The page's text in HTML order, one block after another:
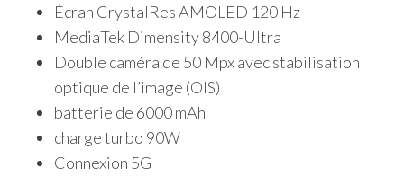
Écran CrystalRes AMOLED 120 Hz
MediaTek Dimensity 8400-Ultra
Double caméra de 50 Mpx avec stabilisation
optique de l’image (OIS)
batterie de 6000 mAh
charge turbo 90W
Connexion 5G